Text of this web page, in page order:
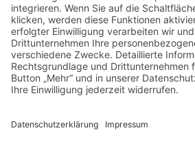
Impressum
Datenschutz